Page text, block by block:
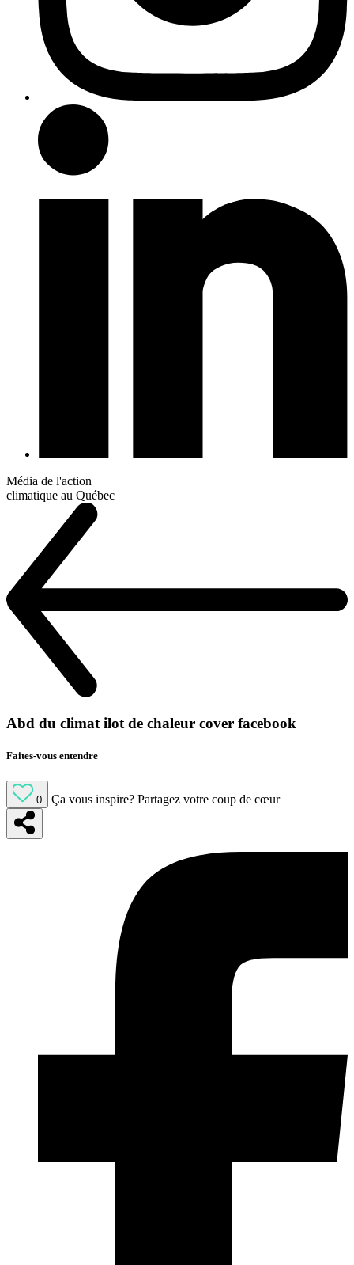
Média de l'action
climatique au Québec
Abd du climat ilot de chaleur cover facebook
Faites-vous entendre
0 Ça vous inspire? Partagez votre coup de cœur